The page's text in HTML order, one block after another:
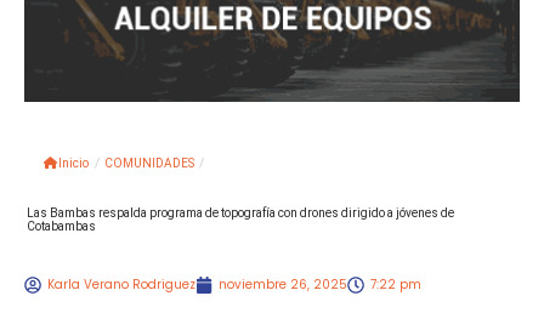
Inicio / COMUNIDADES /
Las Bambas respalda programa de topografía con drones dirigido a jóvenes de
Cotabambas
Karla Verano Rodriguez noviembre 26, 2025 7:22 pm